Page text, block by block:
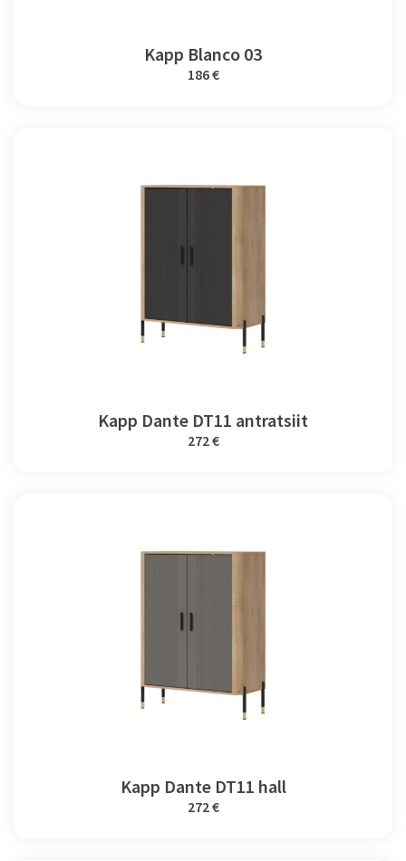
Kapp Blanco 03
186 €
Kapp Dante DT11 antratsiit
272 €
Kapp Dante DT11 hall
272 €